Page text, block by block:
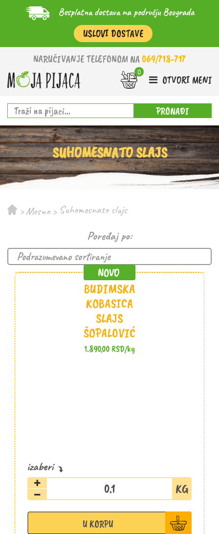
Besplatna dostava na području Beograda
USLOVI DOSTAVE
NARUČIVANJE TELEFONOM NA 069/718-717
OTVORI MENI
PRONAĐI
SUHOMESNATO SLAJS
>Mesno > Suhomesnato slajs
Poređaj po:
BUDIMSKA
KOBASICA
SLAJS
ŠOPALOVIĆ
1.890,00RSD/kg
Budimska
kobasica
Šopalović
količina
U KORPU